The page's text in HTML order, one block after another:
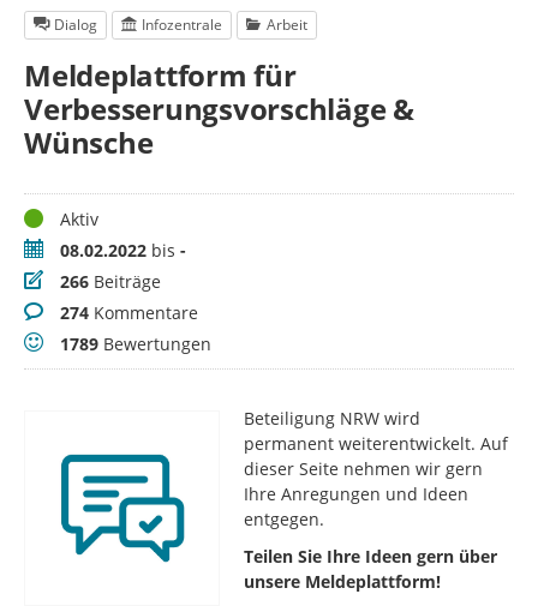
Dialog Infozentrale Arbeit
Meldeplattform für
Verbesserungsvorschläge &
Wünsche
StatusAktiv
Zeitraum08.02.2022 bis -
Beiträge
266 Beiträge
Kommentare
274 Kommentare
Bewertungen
1789 Bewertungen
Beteiligung NRW wird
permanent weiterentwickelt. Auf
dieser Seite nehmen wir gern
Ihre Anregungen und Ideen
entgegen.
Teilen Sie Ihre Ideen gern über
unsere Meldeplattform!